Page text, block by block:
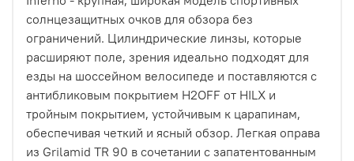
солнцезащитных очков для обзора без
ограничений. Цилиндрические линзы, которые
расширяют поле, зрения идеально подходят для
езды на шоссейном велосипеде и поставляются с
антибликовым покрытием H2OFF от HILX и
тройным покрытием, устойчивым к царапинам,
обеспечивая четкий и ясный обзор. Легкая оправа
из Grilamid TR 90 в сочетании с запатентованным